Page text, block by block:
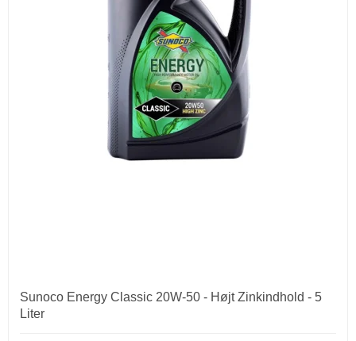
Sunoco Energy Classic 20W-50 - Højt Zinkindhold - 5
Liter